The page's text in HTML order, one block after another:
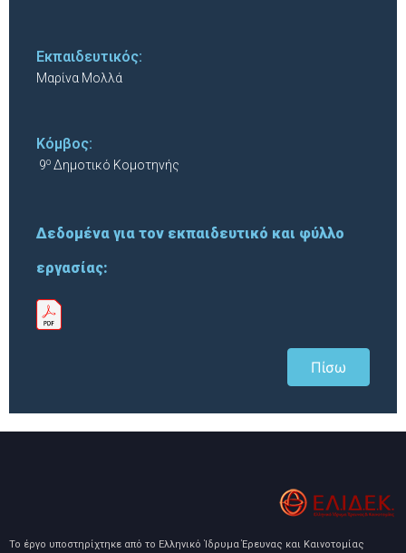
Εκπαιδευτικός:
Μαρίνα Μολλά
Κόμβος:
9ο Δημοτικό Κομοτηνής
Δεδομένα για τον εκπαιδευτικό και φύλλο
εργασίας:
Πίσω
Το έργο υποστηρίχτηκε από το Ελληνικό Ίδρυμα Έρευνας και Καινοτομίας